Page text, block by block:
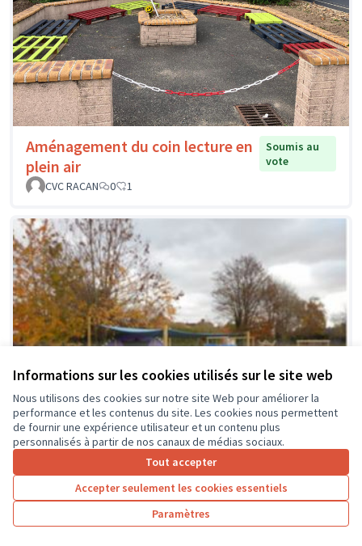
Informations sur les cookies utilisés sur le site web
Nous utilisons des cookies sur notre site Web pour améliorer la
performance et les contenus du site. Les cookies nous permettent
de fournir une expérience utilisateur et un contenu plus
personnalisés à partir de nos canaux de médias sociaux.
Tout accepter
Accepter seulement les cookies essentiels
Paramètres
Aménagement du coin lecture en
plein air
Soumis au
vote
CVC RACAN
0 1
La classe en dehors des murs
Soumis au vote
0